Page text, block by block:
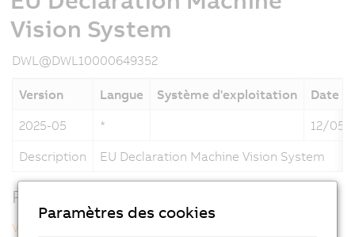
Vision System
DWL@DWL10000649352
Version Langue Système d'exploitation
Date
2025-05
*
12/05/
Description
EU Declaration Machine Vision System
Produits apparentés
VAC0YC020
Paramètres des cookies